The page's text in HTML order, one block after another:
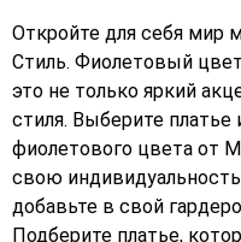
Откройте для себя мир
Стиль. Фиолетовый
это не только яркий
стиля. Выберите
фиолетового цвета от
свою
добавьте в свой
Подберите платье,